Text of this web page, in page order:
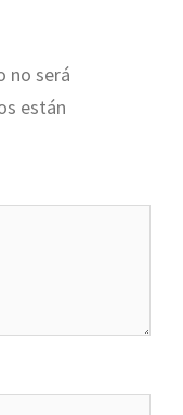
no será
están